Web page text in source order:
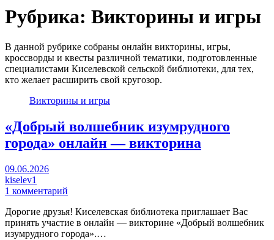
Рубрика: Викторины и игры
В данной рубрике собраны онлайн викторины, игры,
кроссворды и квесты различной тематики, подготовленные
специалистами Киселевской сельской библиотеки, для тех,
кто желает расширить свой кругозор.
Викторины и игры
«Добрый волшебник изумрудного
города» онлайн — викторина
09.06.2026
kiselev1
1 комментарий
Дорогие друзья! Киселевская библиотека приглашает Вас
принять участие в онлайн — викторине «Добрый волшебник
изумрудного города».…